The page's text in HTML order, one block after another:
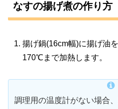
なすの揚げ煮の作り
揚げ鍋(16cm幅)に揚げ油
170℃まで加熱します。
調理用の温度計がない場合